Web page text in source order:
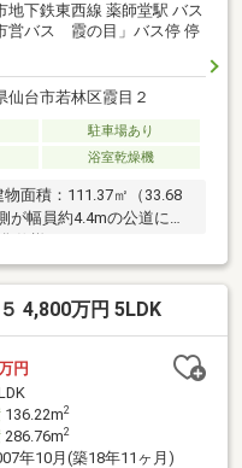
地下鉄東西線 薬師堂駅 バス
営バス 霞の目」バス停 停
仙台市若林区霞目２
駐車場あり
浴室乾燥機
面積：111.37㎡（33.68
幅員約4.4mの公道に面
：明るい陽射し
は、家族がリラックスで
LDKと独立した空間の
て、また、将来の寝室と
てが南側に面してお
ウォークインクローゼッ
による）
4,800万円 5LDK
円
136.22m2
286.76m2
年10月(築18年11ヶ月)